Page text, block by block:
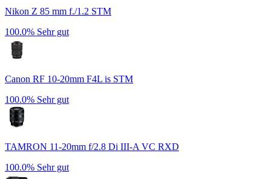
Nikon Z 85 mm f./1.2 STM
100.0% Sehr gut
Canon RF 10-20mm F4L is STM
100.0% Sehr gut
TAMRON 11-20mm f/2.8 Di III-A VC RXD
100.0% Sehr gut